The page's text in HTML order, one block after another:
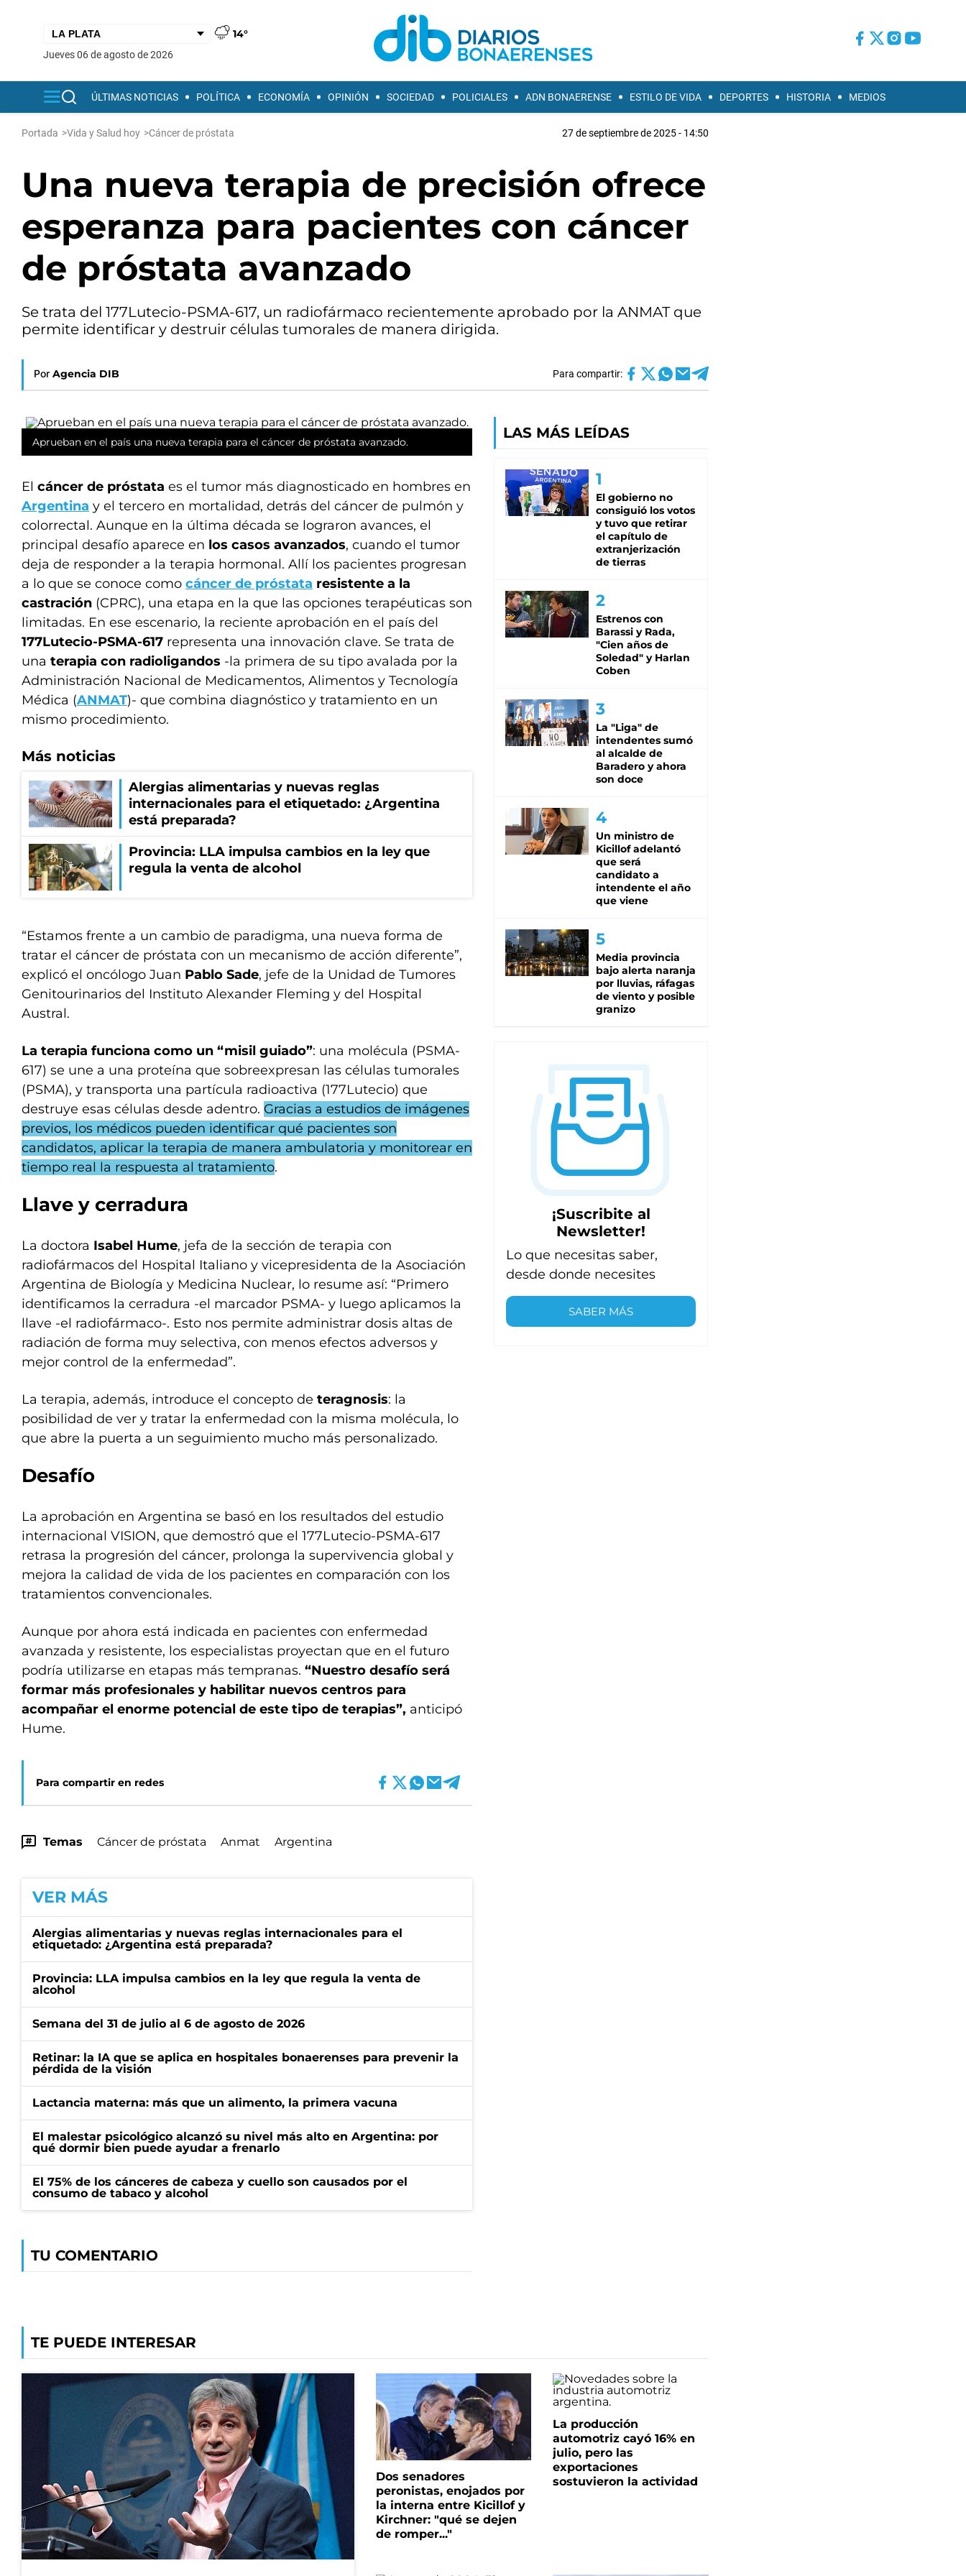
14°
jueves 06 de agosto de 2026
ÚLTIMAS NOTICIAS POLÍTICA ECONOMÍA OPINIÓN SOCIEDAD POLICIALES ADN BONAERENSE ESTILO DE VIDA DEPORTES HISTORIA MEDIOS
Portada >Vida y Salud hoy >Cáncer de próstata 27 de septiembre de 2025 - 14:50
Una nueva terapia de precisión ofrece
esperanza para pacientes con cáncer
de próstata avanzado
Se trata del 177Lutecio-PSMA-617, un radiofármaco recientemente aprobado por la ANMAT que
permite identificar y destruir células tumorales de manera dirigida.
Por Agencia DIB Para compartir:
Aprueban en el país una nueva terapia para el cáncer de próstata avanzado.
El cáncer de próstata es el tumor más diagnosticado en hombres en
Argentina y el tercero en mortalidad, detrás del cáncer de pulmón y
colorrectal. Aunque en la última década se lograron avances, el
principal desafío aparece en los casos avanzados, cuando el tumor
deja de responder a la terapia hormonal. Allí los pacientes progresan
a lo que se conoce como cáncer de próstata resistente a la
castración (CPRC), una etapa en la que las opciones terapéuticas son
limitadas. En ese escenario, la reciente aprobación en el país del
177Lutecio-PSMA-617 representa una innovación clave. Se trata de
una terapia con radioligandos -la primera de su tipo avalada por la
Administración Nacional de Medicamentos, Alimentos y Tecnología
Médica (ANMAT)- que combina diagnóstico y tratamiento en un
mismo procedimiento.
Más noticias
Alergias alimentarias y nuevas reglas
internacionales para el etiquetado: ¿Argentina
está preparada?
Provincia: LLA impulsa cambios en la ley que
regula la venta de alcohol
“Estamos frente a un cambio de paradigma, una nueva forma de
tratar el cáncer de próstata con un mecanismo de acción diferente”,
explicó el oncólogo Juan Pablo Sade, jefe de la Unidad de Tumores
Genitourinarios del Instituto Alexander Fleming y del Hospital
Austral.
La terapia funciona como un “misil guiado”: una molécula (PSMA-
617) se une a una proteína que sobreexpresan las células tumorales
(PSMA), y transporta una partícula radioactiva (177Lutecio) que
destruye esas células desde adentro. Gracias a estudios de imágenes
previos, los médicos pueden identificar qué pacientes son
candidatos, aplicar la terapia de manera ambulatoria y monitorear en
tiempo real la respuesta al tratamiento.
Llave y cerradura
La doctora Isabel Hume, jefa de la sección de terapia con
radiofármacos del Hospital Italiano y vicepresidenta de la Asociación
Argentina de Biología y Medicina Nuclear, lo resume así: “Primero
identificamos la cerradura -el marcador PSMA- y luego aplicamos la
llave -el radiofármaco-. Esto nos permite administrar dosis altas de
radiación de forma muy selectiva, con menos efectos adversos y
mejor control de la enfermedad”.
La terapia, además, introduce el concepto de teragnosis: la
posibilidad de ver y tratar la enfermedad con la misma molécula, lo
que abre la puerta a un seguimiento mucho más personalizado.
Desafío
La aprobación en Argentina se basó en los resultados del estudio
internacional VISION, que demostró que el 177Lutecio-PSMA-617
retrasa la progresión del cáncer, prolonga la supervivencia global y
mejora la calidad de vida de los pacientes en comparación con los
tratamientos convencionales.
Aunque por ahora está indicada en pacientes con enfermedad
avanzada y resistente, los especialistas proyectan que en el futuro
podría utilizarse en etapas más tempranas. “Nuestro desafío será
formar más profesionales y habilitar nuevos centros para
acompañar el enorme potencial de este tipo de terapias”, anticipó
Hume.
Para compartir en redes
Temas Cáncer de próstata Anmat Argentina
VER MÁS
Alergias alimentarias y nuevas reglas internacionales para el
etiquetado: ¿Argentina está preparada?
Provincia: LLA impulsa cambios en la ley que regula la venta de
alcohol
Semana del 31 de julio al 6 de agosto de 2026
Retinar: la IA que se aplica en hospitales bonaerenses para prevenir la
pérdida de la visión
Lactancia materna: más que un alimento, la primera vacuna
El malestar psicológico alcanzó su nivel más alto en Argentina: por
qué dormir bien puede ayudar a frenarlo
El 75% de los cánceres de cabeza y cuello son causados por el
consumo de tabaco y alcohol
TU COMENTARIO
LAS MÁS LEÍDAS
El gobierno no
consiguió los votos
y tuvo que retirar
el capítulo de
extranjerización
de tierras
Estrenos con
Barassi y Rada,
"Cien años de
Soledad" y Harlan
Coben
La "Liga" de
intendentes sumó
al alcalde de
Baradero y ahora
son doce
Un ministro de
Kicillof adelantó
que será
candidato a
intendente el año
que viene
Media provincia
bajo alerta naranja
por lluvias, ráfagas
de viento y posible
granizo
¡Suscribite al
Newsletter!
Lo que necesitas saber,
desde donde necesites
SABER MÁS
TE PUEDE INTERESAR
Dos senadores
peronistas, enojados por
la interna entre Kicillof y
Kirchner: "qué se dejen
de romper..."
La producción
automotriz cayó 16% en
julio, pero las
exportaciones
sostuvieron la actividad